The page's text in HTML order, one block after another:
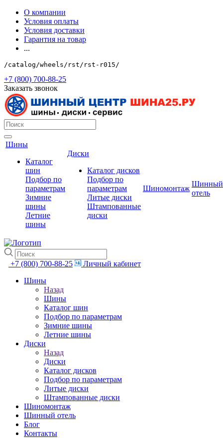
О компании
Условия оплаты
Условия доставки
Гарантия на товар
...
/catalog/wheels/rst/rst-r015/
+7 (800) 700-88-25
Заказать звонок
Шины
Каталог
шин
Подбор по
параметрам
Зимние
шины
Летние
шины
Диски
Каталог дисков
Подбор по
параметрам
Литые диски
Штампованные
диски
Шиномонтаж
Шинный
отель
+7 (800) 700-88-25
Личный кабинет
Шины
Назад
Шины
Каталог шин
Подбор по параметрам
Зимние шины
Летние шины
Диски
Назад
Диски
Каталог дисков
Подбор по параметрам
Литые диски
Штампованные диски
Шиномонтаж
Шинный отель
Блог
Контакты